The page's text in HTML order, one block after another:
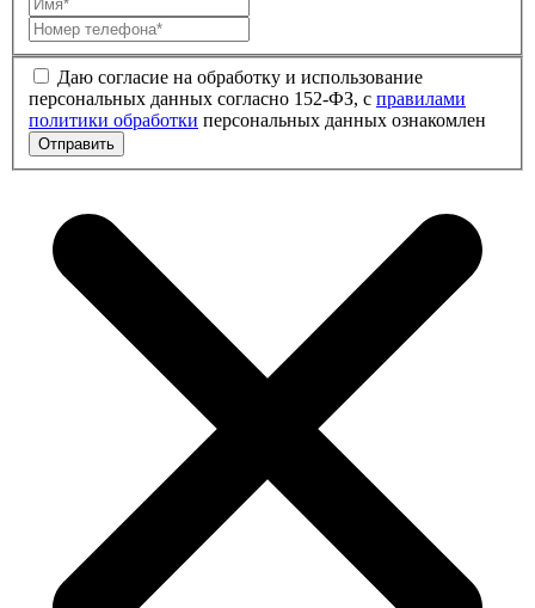
Даю согласие на обработку и использование
персональных данных согласно 152-ФЗ, с правилами
политики обработки персональных данных ознакомлен
Отправить